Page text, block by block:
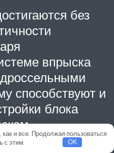
без
впрыска
способствуют и
блока
и все. Продолжая пользоваться
с этим.
OK